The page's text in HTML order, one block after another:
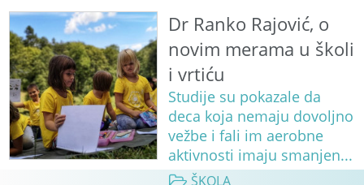
Dr Ranko Rajović, o
novim merama u školi
i vrtiću
Studije su pokazale da
deca koja nemaju dovoljno
vežbe i fali im aerobne
aktivnosti imaju smanjen...
ŠKOLA